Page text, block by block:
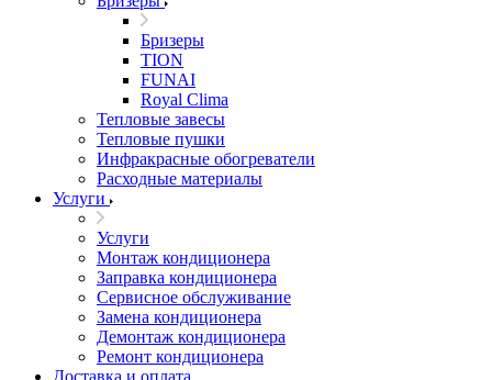
Бризеры
TION
FUNAI
Royal Clima
Тепловые завесы
Тепловые пушки
Инфракрасные обогреватели
Расходные материалы
Услуги
Услуги
Монтаж кондиционера
Заправка кондиционера
Сервисное обслуживание
Замена кондиционера
Демонтаж кондиционера
Ремонт кондиционера
Доставка и оплата